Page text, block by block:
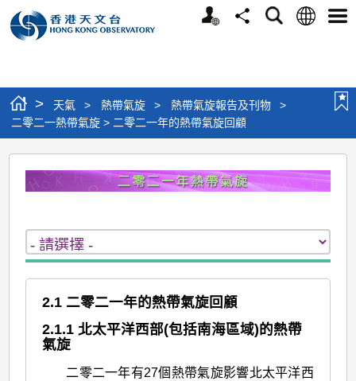
個
分
搜
語
選
> 天氣 > 熱帶氣旋 > 熱帶氣旋報告及刊物
>
二零二一熱帶氣旋 > 二零二一年的熱帶氣旋回顧
二
零
一
熱
帶
2.1 二零二一年的熱帶氣旋回顧
2.1.1 北太平洋西部(包括南海區域)的熱帶
氣旋
二零二一年有27個熱帶氣旋影響北太平洋西